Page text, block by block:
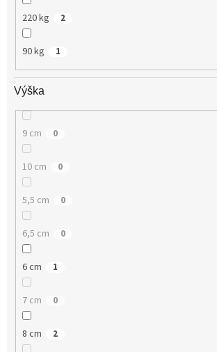
220 kg 2
90 kg 1
Výška
9 cm 0
10 cm 0
5,5 cm 0
6,5 cm 0
6 cm 1
7 cm 0
8 cm 2